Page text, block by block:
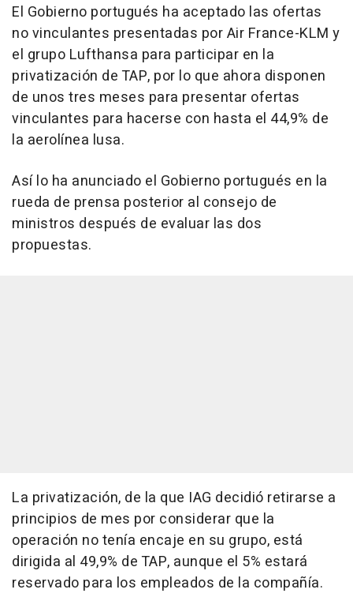
El Gobierno portugués ha aceptado las ofertas
no vinculantes presentadas por Air France-KLM y
el grupo Lufthansa para participar en la
privatización de TAP, por lo que ahora disponen
de unos tres meses para presentar ofertas
vinculantes para hacerse con hasta el 44,9% de
la aerolínea lusa.
Así lo ha anunciado el Gobierno portugués en la
rueda de prensa posterior al consejo de
ministros después de evaluar las dos
propuestas.
La privatización, de la que IAG decidió retirarse a
principios de mes por considerar que la
operación no tenía encaje en su grupo, está
dirigida al 49,9% de TAP, aunque el 5% estará
reservado para los empleados de la compañía.